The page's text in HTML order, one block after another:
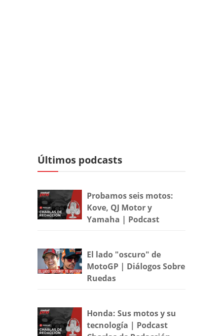
Últimos podcasts
Probamos seis motos:
Kove, QJ Motor y
Yamaha | Podcast
El lado "oscuro" de
MotoGP | Diálogos Sobre
Ruedas
Honda: Sus motos y su
tecnología | Podcast